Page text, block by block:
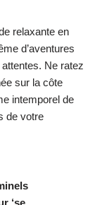
relaxante en
d’aventures
Ne ratez
sur la côte
intemporel de
de votre
‘se